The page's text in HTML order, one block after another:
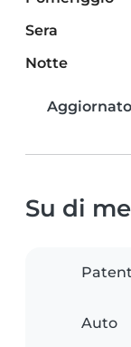
Sera
Notte
Su di me
Auto